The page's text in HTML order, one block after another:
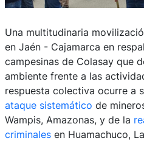
Una multitudinaria
en Jaén - Cajamarca en
campesinas de Colasay que
ambiente frente a las
respuesta colectiva ocurre a
ataque sistemático de
Wampis, Amazonas, y de la
criminales en Huamachuco,